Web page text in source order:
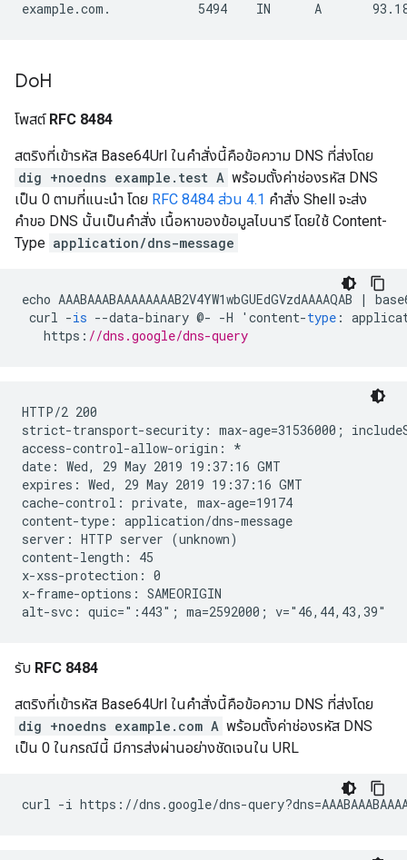
DoH
โพสต์ RFC 8484
สตริงที่เข้ารหัส Base64Url ในคำสั่งนี้คือข้อความ DNS ที่ส่งโดย
dig +noedns example.test A พร้อมตั้งค่าช่องรหัส DNS
เป็น 0 ตามที่แนะนำ โดย RFC 8484 ส่วน 4.1 คำสั่ง Shell จะส่ง
คำขอ DNS นั้นเป็นคำสั่ง เนื้อหาของข้อมูลไบนารี โดยใช้ Content-
Type application/dns-message
echo AAABAAABAAAAAAAAB2V4YW1wbGUEdGVzdAAAAQAB |
curl -is --data-binary @- -H ' content-type :
https : //dns.google/dns-query
HTTP/2 200
strict-transport-security: max-age=31536000;
access-control-allow-origin: *
date: Wed, 29 May 2019 19:37:16 GMT
expires: Wed, 29 May 2019 19:37:16 GMT
cache-control: private, max-age=19174
content-type: application/dns-message
server: HTTP server (unknown)
content-length: 45
x-xss-protection: 0
x-frame-options: SAMEORIGIN
รับ RFC 8484
สตริงที่เข้ารหัส Base64Url ในคำสั่งนี้คือข้อความ DNS ที่ส่งโดย
dig +noedns example.com A พร้อมตั้งค่าช่องรหัส DNS
เป็น 0 ในกรณีนี้ มีการส่งผ่านอย่างชัดเจนใน URL